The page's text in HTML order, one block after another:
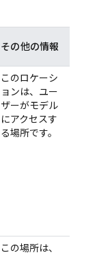
その他の情報
このロケーシ
ョンは、ユー
ザーがモデル
にアクセスす
る場所です。
この場所は、